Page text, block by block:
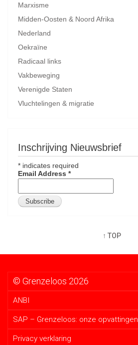
Marxisme
Midden-Oosten & Noord Afrika
Nederland
Oekraïne
Radicaal links
Vakbeweging
Verenigde Staten
Vluchtelingen & migratie
Inschrijving Nieuwsbrief
* indicates required
Email Address *
↑ TOP
© Grenzeloos 2026
ANBI
SAP – Grenzeloos: onze opvattingen
Privacy verklaring